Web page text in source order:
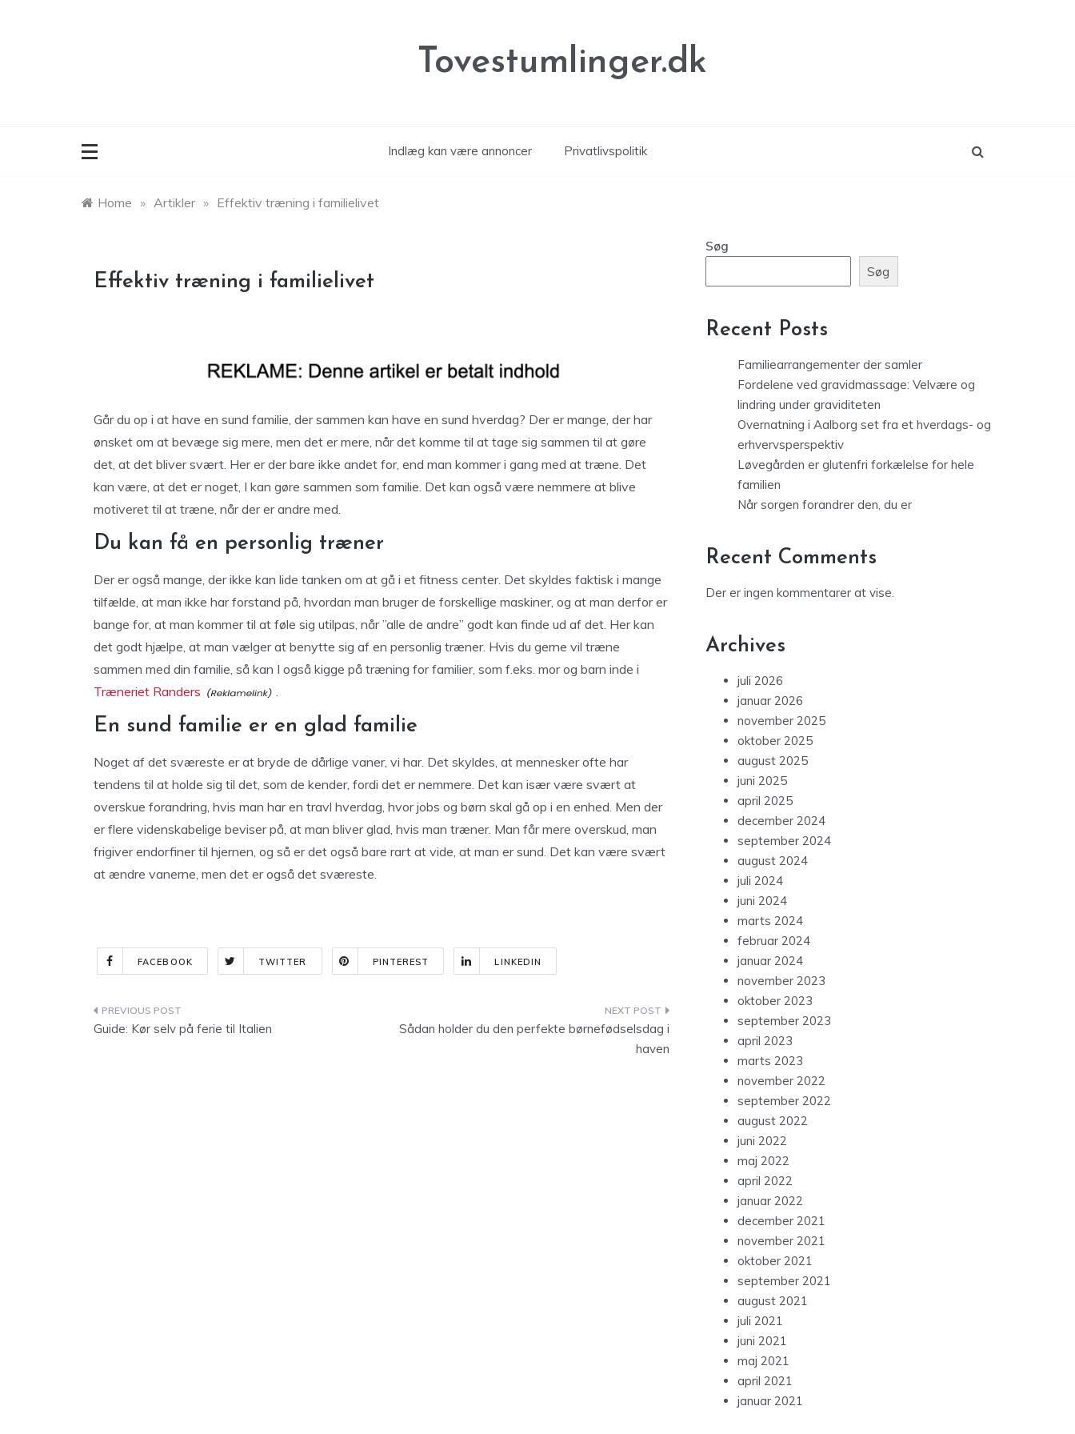
Tovestumlinger.dk
Indlæg kan være annoncer Privatlivspolitik
Home » Artikler » Effektiv træning i familielivet
Effektiv træning i familielivet
Går du op i at have en sund familie, der sammen kan have en sund hverdag? Der er mange, der har
ønsket om at bevæge sig mere, men det er mere, når det komme til at tage sig sammen til at gøre
det, at det bliver svært. Her er der bare ikke andet for, end man kommer i gang med at træne. Det
kan være, at det er noget, I kan gøre sammen som familie. Det kan også være nemmere at blive
motiveret til at træne, når der er andre med.
Du kan få en personlig træner
Der er også mange, der ikke kan lide tanken om at gå i et fitness center. Det skyldes faktisk i mange
tilfælde, at man ikke har forstand på, hvordan man bruger de forskellige maskiner, og at man derfor er
bange for, at man kommer til at føle sig utilpas, når ”alle de andre” godt kan finde ud af det. Her kan
det godt hjælpe, at man vælger at benytte sig af en personlig træner. Hvis du gerne vil træne
sammen med din familie, så kan I også kigge på træning for familier, som f.eks. mor og barn inde i
Træneriet Randers
.
En sund familie er en glad familie
Noget af det sværeste er at bryde de dårlige vaner, vi har. Det skyldes, at mennesker ofte har
tendens til at holde sig til det, som de kender, fordi det er nemmere. Det kan især være svært at
overskue forandring, hvis man har en travl hverdag, hvor jobs og børn skal gå op i en enhed. Men der
er flere videnskabelige beviser på, at man bliver glad, hvis man træner. Man får mere overskud, man
frigiver endorfiner til hjernen, og så er det også bare rart at vide, at man er sund. Det kan være svært
at ændre vanerne, men det er også det sværeste.
FACEBOOK TWITTER PINTEREST LINKEDIN
Indlægsnavigation
Guide: Kør selv på ferie til Italien
Sådan holder du den perfekte børnefødselsdag i
haven
Søg
Søg
Recent Posts
Familiearrangementer der samler
Fordelene ved gravidmassage: Velvære og
lindring under graviditeten
Overnatning i Aalborg set fra et hverdags- og
erhvervsperspektiv
Løvegården er glutenfri forkælelse for hele
familien
Når sorgen forandrer den, du er
Recent Comments
Der er ingen kommentarer at vise.
Archives
juli 2026
januar 2026
november 2025
oktober 2025
august 2025
juni 2025
april 2025
december 2024
september 2024
august 2024
juli 2024
juni 2024
marts 2024
februar 2024
januar 2024
november 2023
oktober 2023
september 2023
april 2023
marts 2023
november 2022
september 2022
august 2022
juni 2022
maj 2022
april 2022
januar 2022
december 2021
november 2021
oktober 2021
september 2021
august 2021
juli 2021
juni 2021
maj 2021
april 2021
januar 2021